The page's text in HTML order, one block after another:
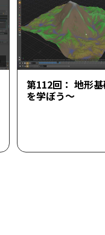
第112回： 地形
を学ぼう～